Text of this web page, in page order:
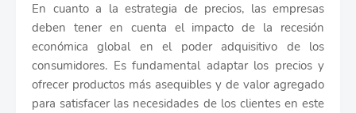
En cuanto a la estrategia de precios, las empresas
deben tener en cuenta el impacto de la recesión
económica global en el poder adquisitivo de los
consumidores. Es fundamental adaptar los precios y
ofrecer productos más asequibles y de valor agregado
para satisfacer las necesidades de los clientes en este